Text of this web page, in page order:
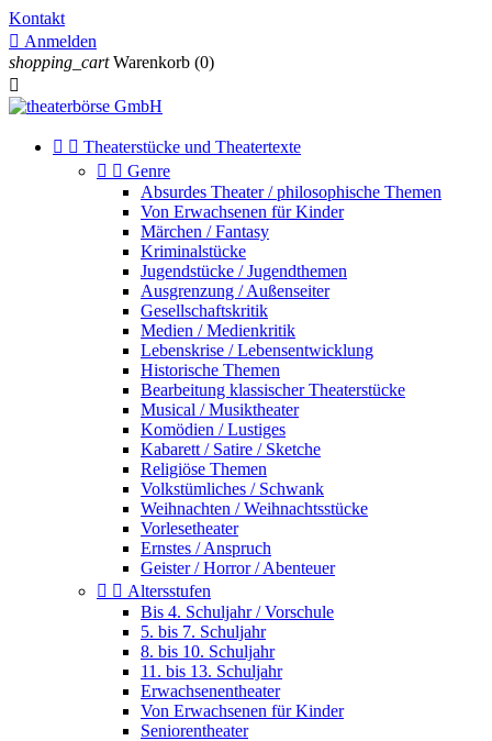
Kontakt
 Anmelden
shopping_cart Warenkorb (0)

  Theaterstücke und Theatertexte
  Genre
Absurdes Theater / philosophische Themen
Von Erwachsenen für Kinder
Märchen / Fantasy
Kriminalstücke
Jugendstücke / Jugendthemen
Ausgrenzung / Außenseiter
Gesellschaftskritik
Medien / Medienkritik
Lebenskrise / Lebensentwicklung
Historische Themen
Bearbeitung klassischer Theaterstücke
Musical / Musiktheater
Komödien / Lustiges
Kabarett / Satire / Sketche
Religiöse Themen
Volkstümliches / Schwank
Weihnachten / Weihnachtsstücke
Vorlesetheater
Ernstes / Anspruch
Geister / Horror / Abenteuer
  Altersstufen
Bis 4. Schuljahr / Vorschule
5. bis 7. Schuljahr
8. bis 10. Schuljahr
11. bis 13. Schuljahr
Erwachsenentheater
Von Erwachsenen für Kinder
Seniorentheater